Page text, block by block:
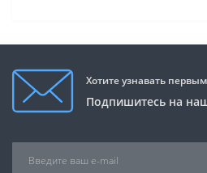
Хотите узнавать
Подпишитесь на